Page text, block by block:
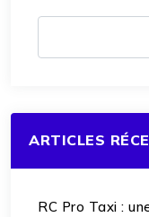
ARTICLES
RC Pro Taxi :